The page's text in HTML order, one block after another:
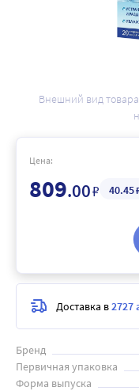
Внешний вид
Бренд
Первичная упаковка
Форма выпуска
Цена:
809.00₽ 40.45
Доставка в2727